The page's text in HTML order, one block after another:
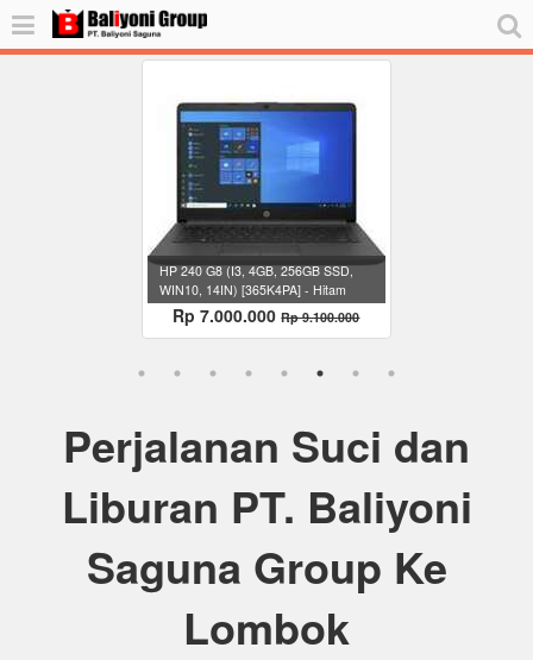
HP 240 G8 (I3, 4GB, 256GB SSD,
WIN10, 14IN) [365K4PA] - Hitam
Rp 7.000.000 Rp 9.100.000
Perjalanan Suci dan
Liburan PT. Baliyoni
Saguna Group Ke
Lombok